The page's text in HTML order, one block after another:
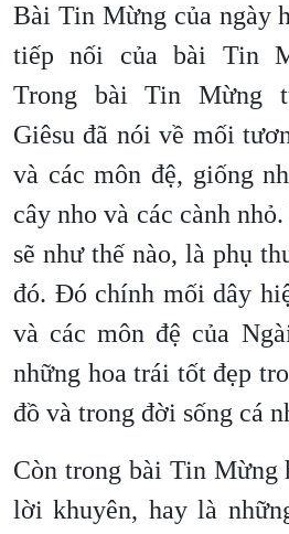
Bài Tin Mừng của ngày
tiếp nối của bài Tin
Trong bài Tin Mừng
Giêsu đã nói về mối
và các môn đệ, giống
cây nho và các cành
sẽ như thế nào, là phụ
đó. Đó chính mối dây
và các môn đệ của
những hoa trái tốt đẹp
đồ và trong đời sống cá
Còn trong bài Tin Mừng
lời khuyên, hay là